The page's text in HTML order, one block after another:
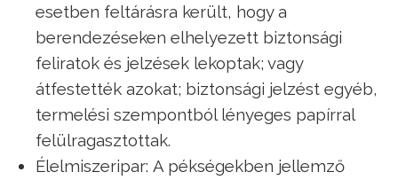
esetben feltárásra került, hogy a
berendezéseken elhelyezett biztonsági
feliratok és jelzések lekoptak; vagy
átfestették azokat; biztonsági jelzést egyéb,
termelési szempontból lényeges papírral
felülragasztottak.
Élelmiszeripar: A pékségekben jellemző